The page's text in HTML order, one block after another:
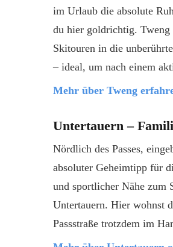
im Urlaub die absolute
du hier goldrichtig. Tweng
Skitouren in die
– ideal, um nach einem
Mehr über Tweng
Untertauern –
Nördlich des Passes,
absoluter Geheimtipp für
und sportlicher Nähe zum
Untertauern. Hier wohnst
Passstraße trotzdem im